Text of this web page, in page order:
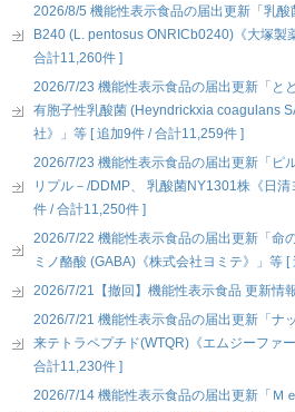
2026/8/5 機能性表示食品の届出更新「乳
B240 (L. pentosus ONRICb0240)《大塚製
合計11,260件 ]
2026/7/23 機能性表示食品の届出更新「
有胞子性乳酸菌 (Heyndrickxia coagulans
社》」等 [ 追加9件 / 合計11,259件 ]
2026/7/23 機能性表示食品の届出更新「ピ
リプル－/DDMP、 乳酸菌NY1301株《日
件 / 合計11,250件 ]
2026/7/22 機能性表示食品の届出更新「
ミノ酪酸 (GABA)《株式会社ヨミテ》」等
2026/7/21【撤回】機能性表示食品 更新情
2026/7/21 機能性表示食品の届出更新「
来テトラペプチド(WTQR)《エムジーファ
合計11,230件 ]
2026/7/14 機能性表示食品の届出更新「Ｍ